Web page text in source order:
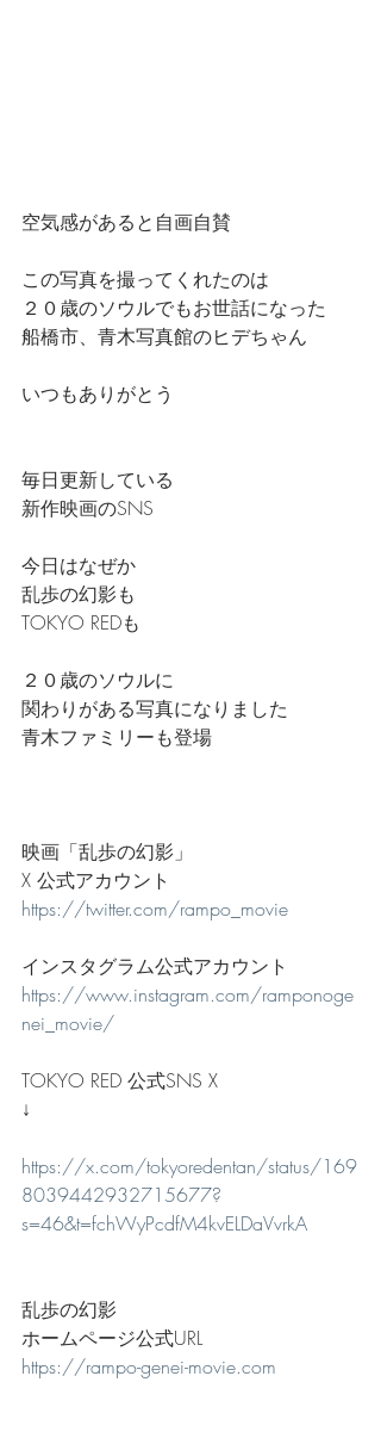
空気感があると自画自賛
この写真を撮ってくれたのは
２０歳のソウルでもお世話になった
船橋市、青木写真館のヒデちゃん
いつもありがとう
毎日更新している
新作映画のSNS
今日はなぜか
乱歩の幻影も
TOKYO REDも
２０歳のソウルに
関わりがある写真になりました
青木ファミリーも登場
映画「乱歩の幻影」
X 公式アカウント
https://twitter.com/rampo_movie
インスタグラム公式アカウント
https://www.instagram.com/ramponoge
nei_movie/
TOKYO RED 公式SNS X
↓
https://x.com/tokyoredentan/status/169
8039442932715677?
s=46&t=fchWyPcdfM4kvELDaVvrkA
乱歩の幻影
ホームページ公式URL
https://rampo-genei-movie.com